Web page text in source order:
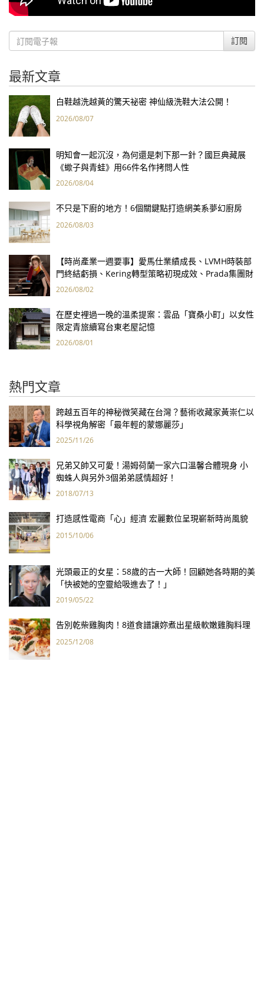
訂閱
最新文章
白鞋越洗越黃的驚天祕密 神仙級洗鞋大法公開！
2026/08/07
明知會一起沉沒，為何還是刺下那一針？國巨典藏展
《蠍子與青蛙》用66件名作拷問人性
2026/08/04
不只是下廚的地方！6個關鍵點打造網美系夢幻廚房
2026/08/03
【時尚產業一週要事】愛馬仕業績成長、LVMH時裝部
門終結虧損、Kering轉型策略初現成效、Prada集團財
報亮眼
2026/08/02
在歷史裡過一晚的溫柔提案：雲品「寶桑小町」以女性
限定青旅續寫台東老屋記憶
2026/08/01
熱門文章
跨越五百年的神秘微笑藏在台灣？藝術收藏家黃崇仁以
科學視角解密「最年輕的蒙娜麗莎」
2025/11/26
兄弟又帥又可愛！湯姆荷蘭一家六口溫馨合體現身 小
蜘蛛人與另外3個弟弟感情超好！
2018/07/13
打造感性電商「心」經濟 宏麗數位呈現嶄新時尚風貌
2015/10/06
光頭最正的女星：58歲的古一大師！回顧她各時期的美
「快被她的空靈給吸進去了！」
2019/05/22
告別乾柴雞胸肉！8道食譜讓妳煮出星級軟嫩雞胸料理
2025/12/08